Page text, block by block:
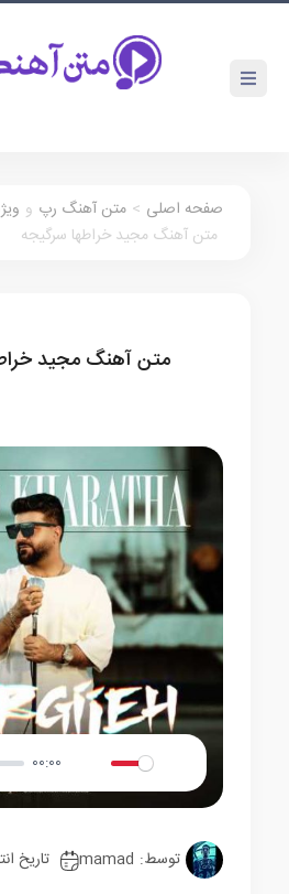
صفحه اصلی > متن آهنگ رپ و
متن آهنگ مجید خراطها سرگیجه
متن آهنگ مجید
00:00
Mute Settings
توسط: mamad
تاریخ انتشار: